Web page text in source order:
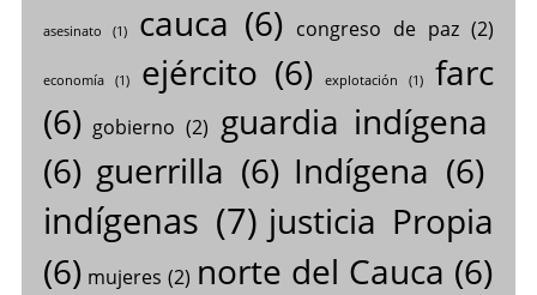
asesinato (1) cauca (6) congreso de paz(2)
economía(1) ejército (6) explotación (1)
farc
(6) gobierno (2) guardia indígena
(6) guerrilla (6) Indígena (6)
indígenas (7) justicia Propia
(6) mujeres (2) norte del Cauca (6)